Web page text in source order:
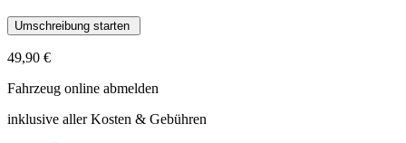
Umschreibung starten
49,90 €
Fahrzeug online abmelden
inklusive aller Kosten & Gebühren